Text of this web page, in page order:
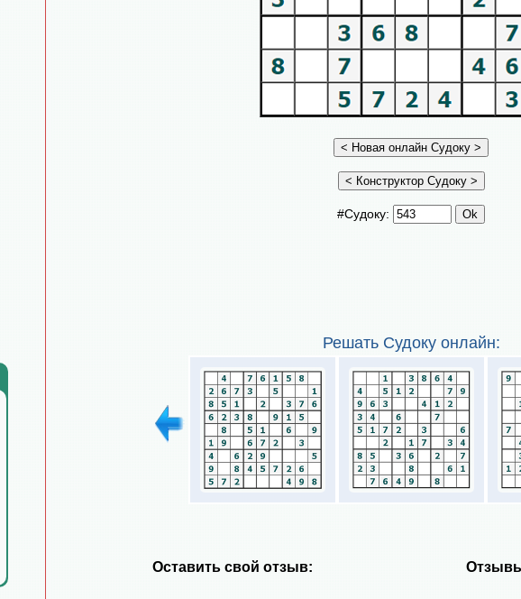
#Судоку:
Решать Судоку онлайн:
Оставить свой отзыв: